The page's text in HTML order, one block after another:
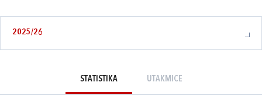
2025/26
STATISTIKA UTAKMICE